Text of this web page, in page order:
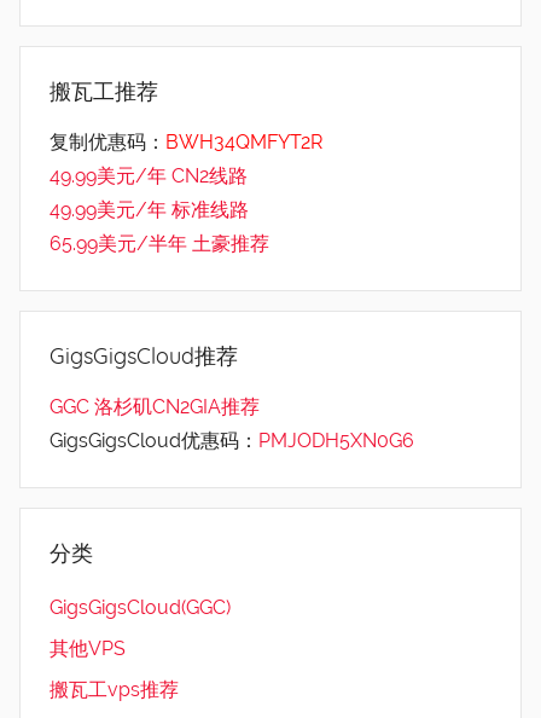
搬瓦工推荐
复制优惠码： BWH34QMFYT2R
49.99美元/年 CN2线路
49.99美元/年 标准线路
65.99美元/半年 土豪推荐
GigsGigsCloud推荐
GGC 洛杉矶CN2GIA推荐
GigsGigsCloud优惠码： PMJODH5XN0G6
分类
GigsGigsCloud(GGC)
其他VPS
搬瓦工vps推荐